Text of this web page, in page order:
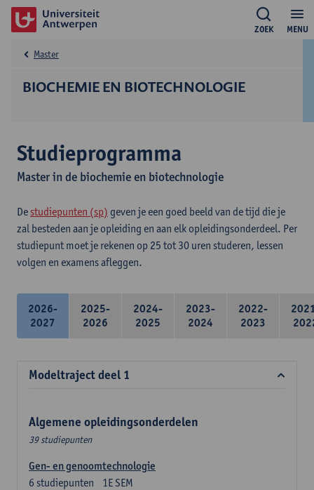
MENU
ZOEK
BIOCHEMIE EN BIOTECHNOLOGIE
Master
Studieprogramma
Master in de biochemie en biotechnologie
De studiepunten (sp) geven je een goed beeld van de tijd die je
zal besteden aan je opleiding en aan elk opleidingsonderdeel. Per
studiepunt moet je rekenen op 25 tot 30 uren studeren, lessen
volgen en examens afleggen.
2026-
2027
2025-
2026
2024-
2025
2023-
2024
2022-
2023
Modeltraject deel 1
Algemene opleidingsonderdelen
39 studiepunten
Gen- en genoomtechnologie
1E SEM
6 studiepunten